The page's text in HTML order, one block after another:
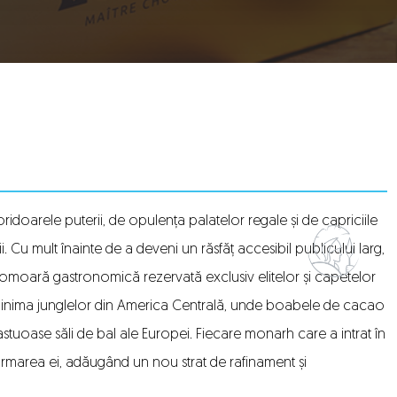
puterii, de opulența palatelor regale și de capriciile
mult înainte de a deveni un răsfăț accesibil publicului larg,
gastronomică rezervată exclusiv elitelor și capetelor
junglelor din America Centrală, unde boabele de cacao
săli de bal ale Europei. Fiecare monarh care a intrat în
ei, adăugând un nou strat de rafinament și